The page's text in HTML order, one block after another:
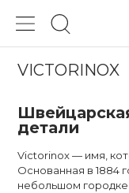
VICTORINOX
детали
Victorinox — имя,
Основанная в 1884
небольшом